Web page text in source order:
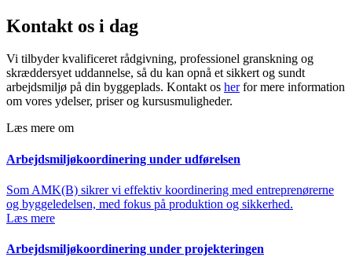
Kontakt os i dag
Vi tilbyder kvalificeret rådgivning, professionel granskning og
skræddersyet uddannelse, så du kan opnå et sikkert og sundt
arbejdsmiljø på din byggeplads. Kontakt os herfor mere information
om vores ydelser, priser og kursusmuligheder.
Læs mere om
Arbejdsmiljøkoordinering under udførelsen
Som AMK(B) sikrer vi effektiv koordinering med entreprenørerne
og byggeledelsen, med fokus på produktion og sikkerhed.
Læs mere
Arbejdsmiljøkoordinering under projekteringen